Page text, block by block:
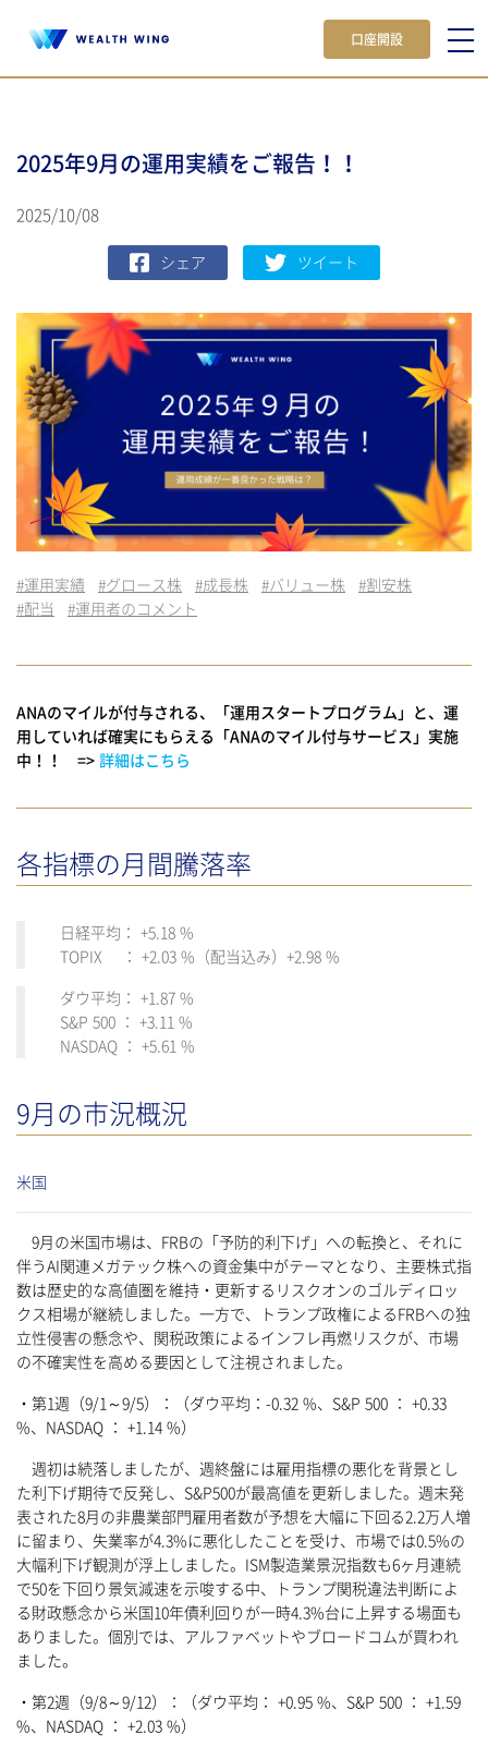
口座開設
2025年9月の運用実績をご報告！！
2025/10/08
シェア ツイート
#運用実績 #グロース株 #成長株 #バリュー株 #割安株
#配当 #運用者のコメント
ANAのマイルが付与される、「運用スタートプログラム」と、運
用していれば確実にもらえる「ANAのマイル付与サービス」実施
中！！ => 詳細はこちら
各指標の月間騰落率
日経平均： +5.18 %
TOPIX ： +2.03 %（配当込み）+2.98 %
ダウ平均： +1.87 %
S&P 500 ： +3.11 %
NASDAQ ： +5.61 %
9月の市況概況
米国
9月の米国市場は、FRBの「予防的利下げ」への転換と、それに
伴うAI関連メガテック株への資金集中がテーマとなり、主要株式指
数は歴史的な高値圏を維持・更新するリスクオンのゴルディロッ
クス相場が継続しました。一方で、トランプ政権によるFRBへの独
立性侵害の懸念や、関税政策によるインフレ再燃リスクが、市場
の不確実性を高める要因として注視されました。
・第1週（9/1～9/5）：（ダウ平均：-0.32 %、S&P 500 ： +0.33
%、NASDAQ ： +1.14 %）
週初は続落しましたが、週終盤には雇用指標の悪化を背景とし
た利下げ期待で反発し、S&P500が最高値を更新しました。週末発
表された8月の非農業部門雇用者数が予想を大幅に下回る2.2万人増
に留まり、失業率が4.3%に悪化したことを受け、市場では0.5%の
大幅利下げ観測が浮上しました。ISM製造業景況指数も6ヶ月連続
で50を下回り景気減速を示唆する中、トランプ関税違法判断によ
る財政懸念から米国10年債利回りが一時4.3%台に上昇する場面も
ありました。個別では、アルファベットやブロードコムが買われ
ました。
・第2週（9/8～9/12）：（ダウ平均： +0.95 %、S&P 500 ： +1.59
%、NASDAQ ： +2.03 %）